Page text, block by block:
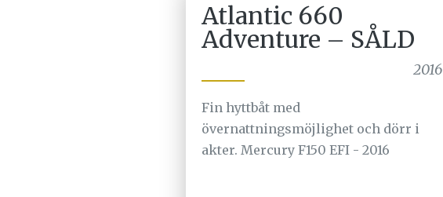
Atlantic 660
Adventure – SÅLD
2016
Fin hyttbåt med
övernattningsmöjlighet och dörr i
akter. Mercury F150 EFI - 2016